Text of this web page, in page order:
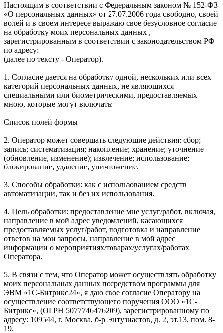
Настоящим в соответствии с Федеральным законом № 152-ФЗ
«О персональных данных» от 27.07.2006 года свободно, своей
волей и в своем интересе выражаю свое безусловное согласие
на обработку моих персональных данных ,
зарегистрированным в соответствии с законодательством РФ
по адресу:
(далее по тексту - Оператор).
1. Согласие дается на обработку одной, нескольких или всех
категорий персональных данных, не являющихся
специальными или биометрическими, предоставляемых
мною, которые могут включать:
Список полей формы
2. Оператор может совершать следующие действия: сбор;
запись; систематизация; накопление; хранение; уточнение
(обновление, изменение); извлечение; использование;
блокирование; удаление; уничтожение.
3. Способы обработки: как с использованием средств
автоматизации, так и без их использования.
4. Цель обработки: предоставление мне услуг/работ, включая,
направление в мой адрес уведомлений, касающихся
предоставляемых услуг/работ, подготовка и направление
ответов на мои запросы, направление в мой адрес
информации о мероприятиях/товарах/услугах/работах
Оператора.
5. В связи с тем, что Оператор может осуществлять обработку
моих персональных данных посредством программы для
ЭВМ «1С-Битрикс24», я даю свое согласие Оператору на
осуществление соответствующего поручения ООО «1С-
Битрикс», (ОГРН 5077746476209), зарегистрированному по
адресу: 109544, г. Москва, б-р Энтузиастов, д. 2, эт.13, пом. 8-
19.